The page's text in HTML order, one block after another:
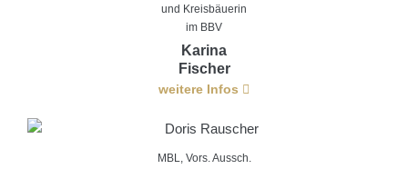
und Kreisbäuerin
im BBV
Karina
Fischer
weitere Infos
MBL, Vors. Aussch.